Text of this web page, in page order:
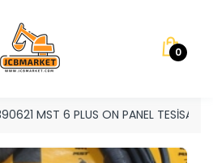
0
MST 6 PLUS ON PANEL TESİSATI